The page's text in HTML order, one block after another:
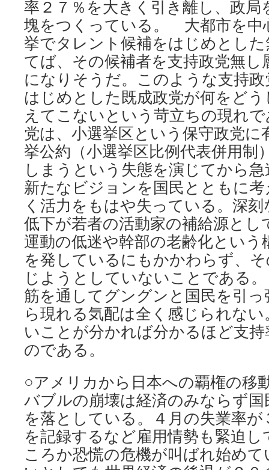
率２７％を大きく引き離し、政局
塊をつくっている。 大都市を中
挙でタレント候補をはじめとし
てば、その候補者を支持政党無
になりそうだ。このような支持
はじめとした既成政党が何をど
えてこないという苛立ちの現れ
党は、小選挙区という保守政党に
挙公約（小選挙区比例代表併用制
しまうという失態を演じてから
新たなビジョンを国民とともに
く活力をもはや失っている。深
低下が若者の活動家の補給源とし
運動の低迷や幹部の老齢化という
を発しているにもかかわらず、
じようとしていないことである
筋を通してグングンと国民を引
ら現れる気配は全く感じられな
いことが分かれば分かるほど支
のである。
○アメリカから日本への覇権の移
バブルの崩壊は経済のみならず
を落としている。４月の失業率が
を記録するなど雇用情勢も緊迫
ころか恐慌の危機が叫ばれ始め